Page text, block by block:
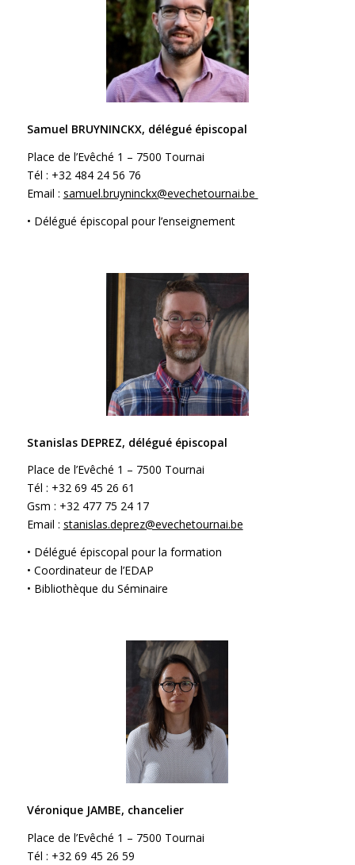
Samuel BRUYNINCKX, délégué épiscopal
Place de l’Evêché 1 – 7500 Tournai
Tél : +32 484 24 56 76
Email : samuel.bruyninckx@evechetournai.be
• Délégué épiscopal pour l’enseignement
Stanislas DEPREZ, délégué épiscopal
Place de l’Evêché 1 – 7500 Tournai
Tél : +32 69 45 26 61
Gsm : +32 477 75 24 17
Email : stanislas.deprez@evechetournai.be
• Délégué épiscopal pour la formation
• Coordinateur de l’EDAP
• Bibliothèque du Séminaire
Véronique JAMBE, chancelier
Place de l’Evêché 1 – 7500 Tournai
Tél : +32 69 45 26 59